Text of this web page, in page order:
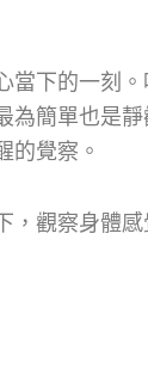
下的一刻
為簡單也是
的覺察。
，觀察身體